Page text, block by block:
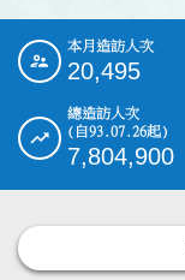
::: 本月造訪人次
20,495
總造訪人次
(自93.07.26起)
7,804,900